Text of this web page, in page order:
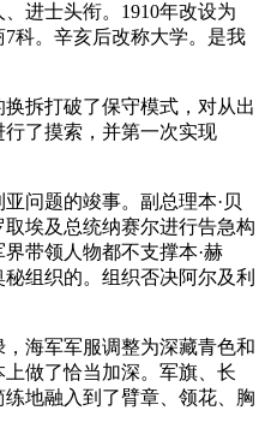
进士头衔。1910年改设为
科。辛亥后改称大学。是我
拆打破了保守模式，对从出
了摸索，并第一次实现
题的竣事。副总理本·贝
埃及总统纳赛尔进行告急构
带领人物都不支撑本·赫
组织的。组织否决阿尔及利
海军军服调整为深藏青色和
做了恰当加深。军旗、长
地融入到了臂章、领花、胸